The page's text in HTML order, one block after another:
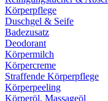
Körperpflege
Duschgel & Seife
Badezusatz
Deodorant
Körpermilch
Körpercreme
Straffende Körperpflege
Körperpeeling
Körperöl, Massageöl